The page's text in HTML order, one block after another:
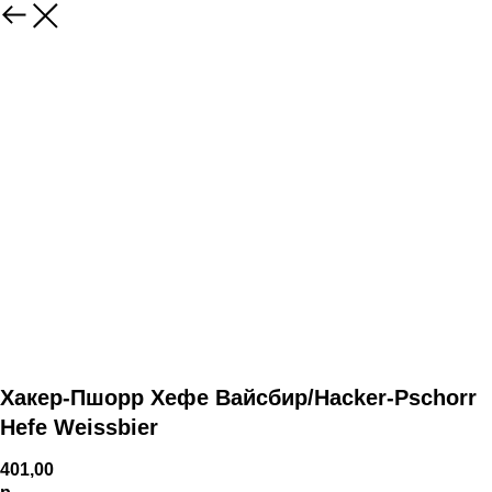
Хакер-Пшорр Хефе Вайсбир/Hacker-Pschorr
Hefe Weissbier
401,00